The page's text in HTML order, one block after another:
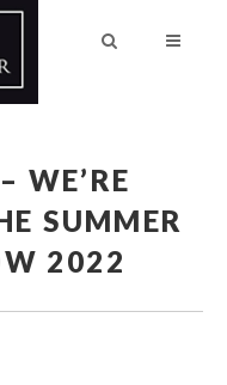
WE’RE
SUMMER
2022